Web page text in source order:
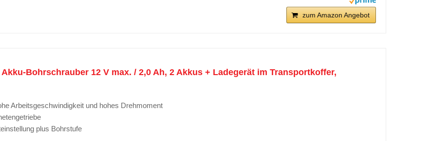
zum Amazon Angebot
Akku-Bohrschrauber 12 V max. / 2,0 Ah, 2 Akkus + Ladegerät im Transportkoffer,
Arbeitsgeschwindigkeit und hohes Drehmoment
plus Bohrstufe